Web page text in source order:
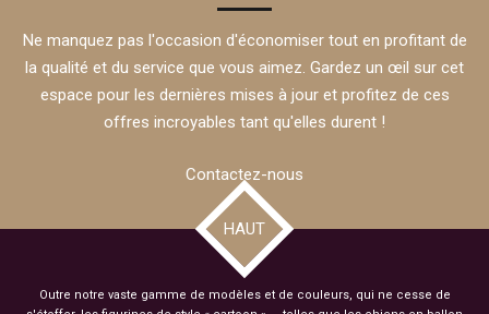
Ne manquez pas l'occasion d'économiser tout en profitant de
la qualité et du service que vous aimez. Gardez un œil sur cet
espace pour les dernières mises à jour et profitez de ces
offres incroyables tant qu'elles durent !
Contactez-nous
HAUT
Outre notre vaste gamme de modèles et de couleurs, qui ne cesse de